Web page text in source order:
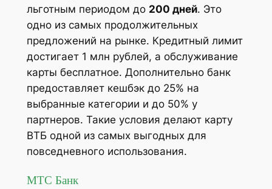
льготным периодом до 200 дней. Это
одно из самых продолжительных
предложений на рынке. Кредитный лимит
достигает 1 млн рублей, а обслуживание
карты бесплатное. Дополнительно банк
предоставляет кешбэк до 25% на
выбранные категории и до 50% у
партнеров. Такие условия делают карту
ВТБ одной из самых выгодных для
повседневного использования​.
МТС Банк